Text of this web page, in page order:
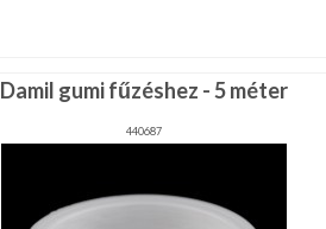
Damil gumi fűzéshez - 5 méter
440687